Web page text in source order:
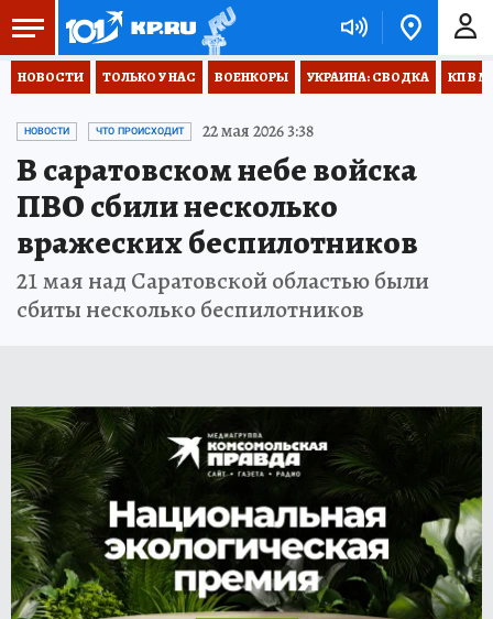
НОВОСТИ ТОЛЬКО У НАС ВОЕНКОРЫ УКРАИНА: СВОДКА КП В
НОВОСТИ ЧТО ПРОИСХОДИТ 22 мая 2026 3:38
В саратовском небе войска
ПВО сбили несколько
вражеских беспилотников
21 мая над Саратовской областью были
сбиты несколько беспилотников